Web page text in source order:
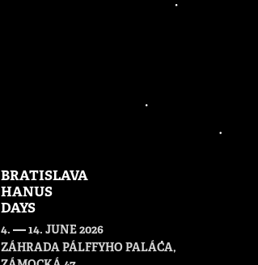
BRATISLAVA
HANUS
DAYS
4. — 14. JUNE 2026
ZÁHRADA PÁLFFYHO PALÁCA,